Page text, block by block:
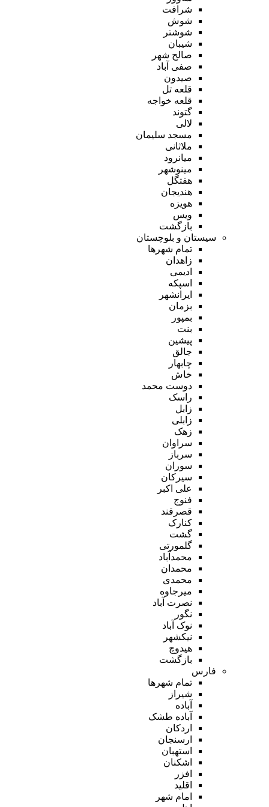
شرافت
شوش
شوشتر
شیبان
صالح شهر
صفی آباد
صیدون
قلعه تل
قلعه خواجه
گتوند
لالی
مسجد سلیمان
ملاثانی
میانرود
مینوشهر
هفتگل
هندیجان
هویزه
ویس
بازگشت
سیستان و بلوچستان
تمام شهر‌ها
زاهدان
ادیمی
اسپکه
ایرانشهر
بزمان
بمپور
بنت
پیشین
جالق
چابهار
خاش
دوست محمد
راسک
زابل
زابلی
زهک
سراوان
سرباز
سوران
سیرکان
علی اکبر
فنوج
قصرقند
کنارک
گشت
گلمورتی
محمدآباد
محمدان
محمدی
میرجاوه
نصرت آباد
نگور
نوک آباد
نیکشهر
هیدوچ
بازگشت
فارس
تمام شهر‌ها
شیراز
آباده
آباده طشک
اردکان
ارسنجان
استهبان
اشکنان
افزر
اقلید
امام شهر